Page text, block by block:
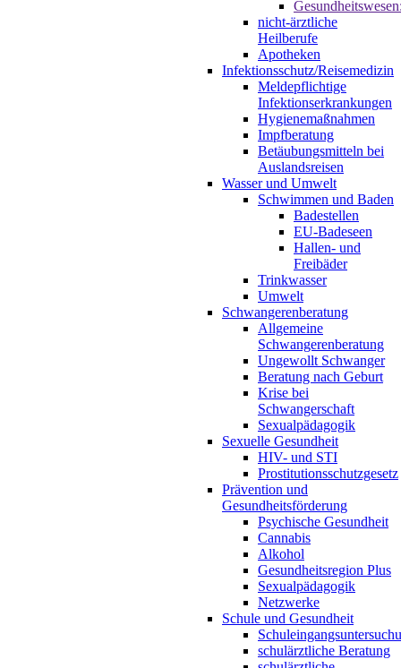
nicht-ärztliche
Heilberufe
Apotheken
Infektionsschutz/Reisemedizin
Meldepflichtige
Infektionserkrankungen
Hygienemaßnahmen
Impfberatung
Betäubungsmitteln bei
Auslandsreisen
Wasser und Umwelt
Schwimmen und Baden
Badestellen
EU-Badeseen
Hallen- und
Freibäder
Trinkwasser
Umwelt
Schwangerenberatung
Allgemeine
Schwangerenberatung
Ungewollt Schwanger
Beratung nach Geburt
Krise bei
Schwangerschaft
Sexualpädagogik
Sexuelle Gesundheit
HIV- und STI
Prostitutionsschutzgesetz
Prävention und
Gesundheitsförderung
Psychische Gesundheit
Cannabis
Alkohol
Gesundheitsregion Plus
Sexualpädagogik
Netzwerke
Schule und Gesundheit
schulärztliche Beratung